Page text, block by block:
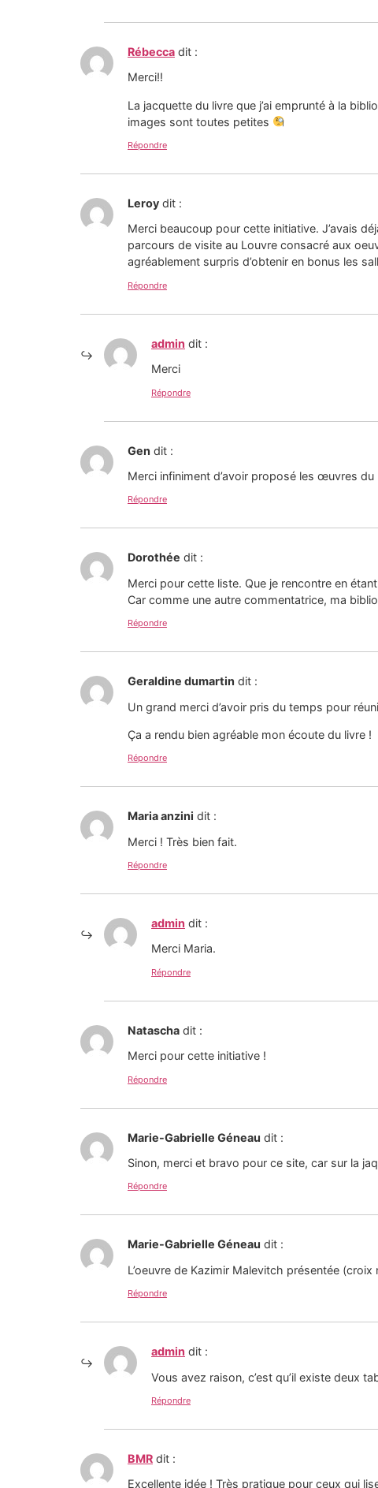
Rébecca dit :
Merci!!
La jacquette du livre que j’ai emprunté à la
images sont toutes petites
Répondre
Leroy dit :
Merci beaucoup pour cette initiative. J’avais
parcours de visite au Louvre consacré aux
agréablement surpris d’obtenir en bonus les
Répondre
admin dit :
Merci
Répondre
Gen dit :
Merci infiniment d’avoir proposé les œuvres
Répondre
Dorothée dit :
Merci pour cette liste. Que je rencontre en
Car comme une autre commentatrice, ma
Répondre
Geraldine dumartin dit :
Un grand merci d’avoir pris du temps pour
Ça a rendu bien agréable mon écoute du livre !
Répondre
Maria anzini dit :
Merci ! Très bien fait.
Répondre
admin dit :
Merci Maria.
Répondre
Natascha dit :
Merci pour cette initiative !
Répondre
Marie-Gabrielle Géneau dit :
Sinon, merci et bravo pour ce site, car sur la
Répondre
Marie-Gabrielle Géneau dit :
L’oeuvre de Kazimir Malevitch présentée
Répondre
admin dit :
Vous avez raison, c’est qu’il existe deux
Répondre
BMR dit :
Excellente idée ! Très pratique pour ceux qui